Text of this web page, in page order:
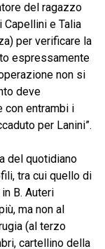
del ragazzo
e Talia
per verificare la
espressamente
non si
deve
con entrambi i
per Lanini”.
del quotidiano
tra cui quello di
B. Auteri
ma non al
(al terzo
cartellino della